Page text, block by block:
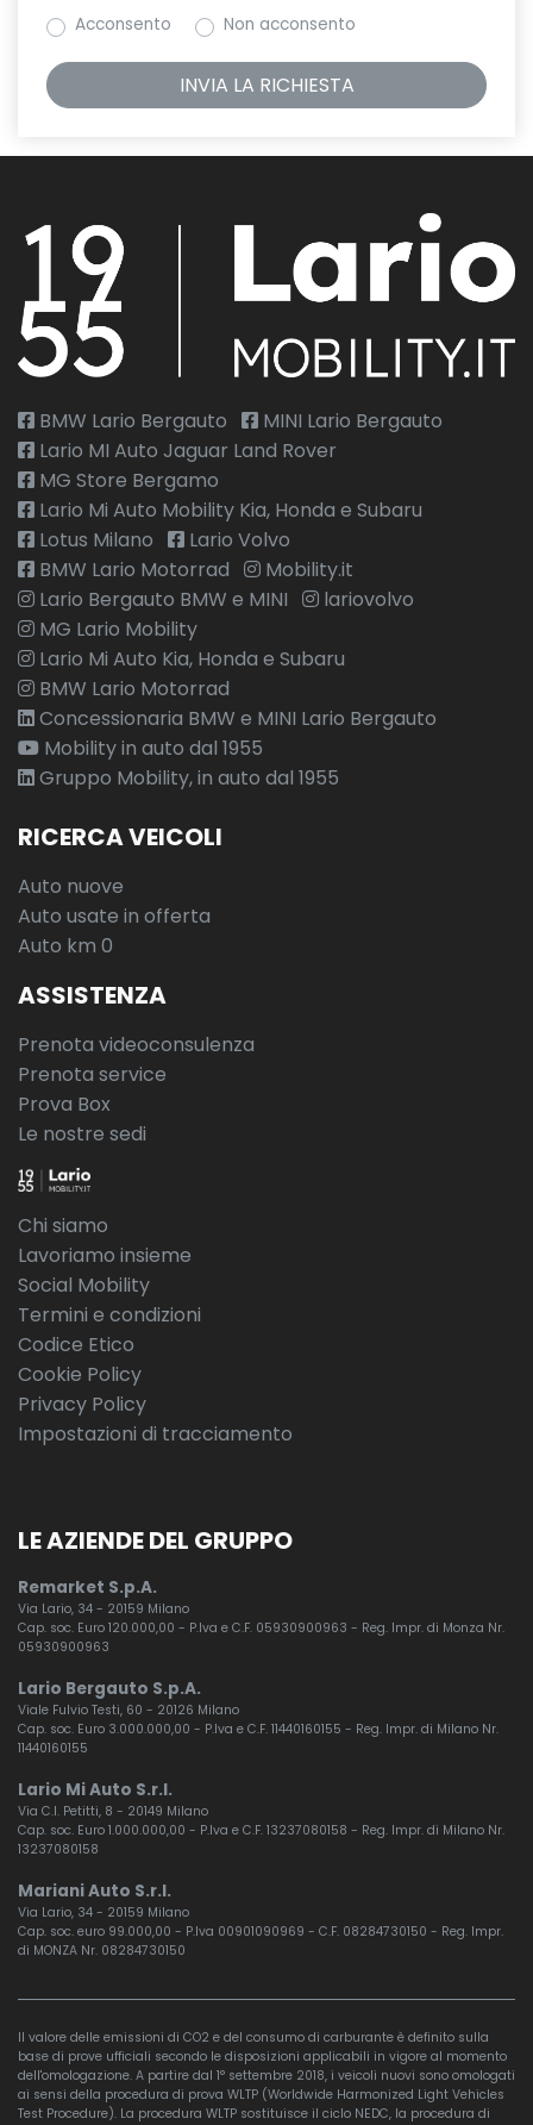
Acconsento Non acconsento
BMW Lario Bergauto
MINI Lario Bergauto
Lario MI Auto Jaguar Land Rover
MG Store Bergamo
Lario Mi Auto Mobility Kia, Honda e Subaru
Lotus Milano
Lario Volvo
BMW Lario Motorrad
Mobility.it
Lario Bergauto BMW e MINI
lariovolvo
MG Lario Mobility
Lario Mi Auto Kia, Honda e Subaru
BMW Lario Motorrad
Concessionaria BMW e MINI Lario Bergauto
Mobility in auto dal 1955
Gruppo Mobility, in auto dal 1955
RICERCA VEICOLI
Auto nuove
Auto usate in offerta
Auto km 0
ASSISTENZA
Prenota videoconsulenza
Prenota service
Prova Box
Le nostre sedi
Chi siamo
Lavoriamo insieme
Social Mobility
Termini e condizioni
Codice Etico
Cookie Policy
Privacy Policy
Impostazioni di tracciamento
LE AZIENDE DEL GRUPPO
Remarket S.p.A.
Via Lario, 34 - 20159 Milano
Cap. soc. Euro 120.000,00 - P.Iva e C.F. 05930900963 - Reg. Impr. di Monza Nr.
05930900963
Lario Bergauto S.p.A.
Viale Fulvio Testi, 60 - 20126 Milano
Cap. soc. Euro 3.000.000,00 - P.Iva e C.F. 11440160155 - Reg. Impr. di Milano Nr.
11440160155
Lario Mi Auto S.r.l.
Via C.I. Petitti, 8 - 20149 Milano
Cap. soc. Euro 1.000.000,00 - P.Iva e C.F. 13237080158 - Reg. Impr. di Milano Nr.
13237080158
Mariani Auto S.r.l.
Via Lario, 34 - 20159 Milano
Cap. soc. euro 99.000,00 - P.Iva 00901090969 - C.F. 08284730150 - Reg. Impr.
di MONZA Nr. 08284730150
Il valore delle emissioni di CO2 e del consumo di carburante è definito sulla
base di prove ufficiali secondo le disposizioni applicabili in vigore al momento
dell'omologazione. A partire dal 1° settembre 2018, i veicoli nuovi sono omologati
ai sensi della procedura di prova WLTP (Worldwide Harmonized Light Vehicles
Test Procedure). La procedura WLTP sostituisce il ciclo NEDC, la procedura di